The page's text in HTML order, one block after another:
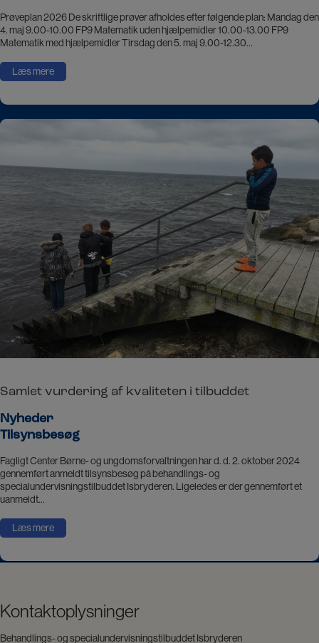
Prøveplan 2026 De skriftlige prøver afholdes efter følgende plan: Mandag den
4. maj 9.00-10.00 FP9 Matematik uden hjælpemidler 10.00-13.00 FP9
Matematik med hjælpemidler Tirsdag den 5. maj 9.00-12.30…
Læs mere
Samlet vurdering af kvaliteten i tilbuddet
Nyheder
Tilsynsbesøg
Fagligt Center Børne- og ungdomsforvaltningen har d. d. 2. oktober 2024
gennemført anmeldt tilsynsbesøg på behandlings- og
specialundervisningstilbuddet Isbryderen. Ligeledes er der gennemført et
uanmeldt…
Læs mere
Kontaktoplysninger
Behandlings- og specialundervisningstilbuddet Isbryderen